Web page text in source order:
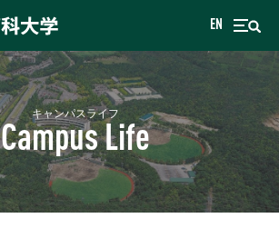
EN
キャンパスライフ
Campus Life